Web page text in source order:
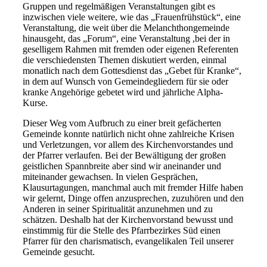
Gruppen und regelmäßigen Veranstaltungen gibt es
inzwischen viele weitere, wie das „Frauenfrühstück“, eine
Veranstaltung, die weit über die Melanchthongemeinde
hinausgeht, das „Forum“, eine Veranstaltung ,bei der in
geselligem Rahmen mit fremden oder eigenen Referenten
die verschiedensten Themen diskutiert werden, einmal
monatlich nach dem Gottesdienst das „Gebet für Kranke“,
in dem auf Wunsch von Gemeindegliedern für sie oder
kranke Angehörige gebetet wird und jährliche Alpha-
Kurse.
Dieser Weg vom Aufbruch zu einer breit gefächerten
Gemeinde konnte natürlich nicht ohne zahlreiche Krisen
und Verletzungen, vor allem des Kirchenvorstandes und
der Pfarrer verlaufen. Bei der Bewältigung der großen
geistlichen Spannbreite aber sind wir aneinander und
miteinander gewachsen. In vielen Gesprächen,
Klausurtagungen, manchmal auch mit fremder Hilfe haben
wir gelernt, Dinge offen anzusprechen, zuzuhören und den
Anderen in seiner Spiritualität anzunehmen und zu
schätzen. Deshalb hat der Kirchenvorstand bewusst und
einstimmig für die Stelle des Pfarrbezirkes Süd einen
Pfarrer für den charismatisch, evangelikalen Teil unserer
Gemeinde gesucht.